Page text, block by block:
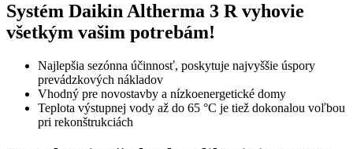
Systém Daikin Altherma 3 R vyhovie
všetkým vašim potrebám!
Najlepšia sezónna účinnosť, poskytuje najvyššie úspory
prevádzkových nákladov
Vhodný pre novostavby a nízkoenergetické domy
Teplota výstupnej vody až do 65 °C je tiež dokonalou voľbou
pri rekonštrukciách